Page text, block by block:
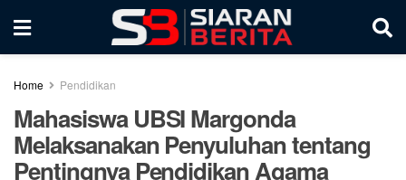
Home Pendidikan
Mahasiswa UBSI Margonda
Melaksanakan Penyuluhan tentang
Pentingnya Pendidikan Agama